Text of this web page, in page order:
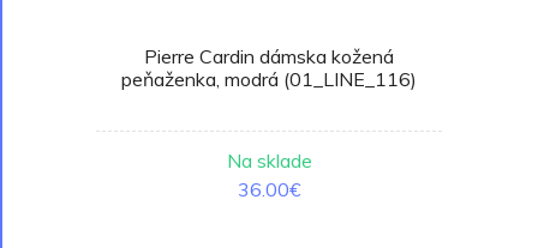
Pierre Cardin dámska kožená
peňaženka, modrá (01_LINE_116)
Na sklade
36.00€